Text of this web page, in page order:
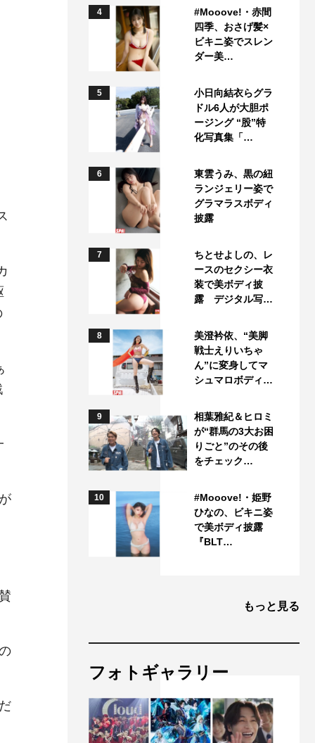
4
#Mooove!・赤間
四季、おさげ髪×
ビキニ姿でスレン
ダー美…
5
小日向結衣らグラ
ドル6人が大胆ポ
ージング “股”特
化写真集「…
6
東雲うみ、黒の紐
ランジェリー姿で
グラマラスボディ
披露
7
ちとせよしの、レ
ースのセクシー衣
装で美ボディ披
露 デジタル写…
8
美澄衿依、“美脚
戦士えりいちゃ
ん”に変身してマ
シュマロボディ…
9
相葉雅紀＆ヒロミ
が“群馬の3大お困
りごと”のその後
をチェック…
10
#Mooove!・姫野
ひなの、ビキニ姿
で美ボディ披露
『BLT…
もっと見る
フォトギャラリー